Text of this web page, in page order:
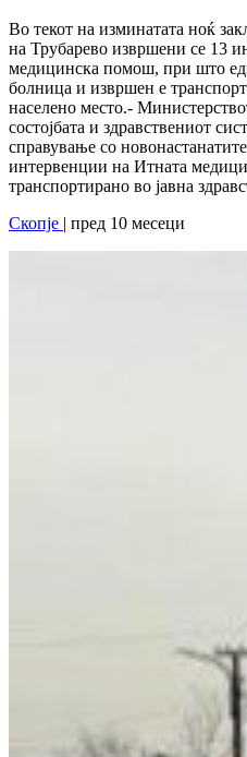
Во текот на изминатата ноќ
на Трубарево извршени се 13
медицинска помош, при што
болница и извршен е
населено место.-
состојбата и здравствениот
справување со
интервенции на Итната
транспортирано во јавна
Скопје | пред 10 месеци